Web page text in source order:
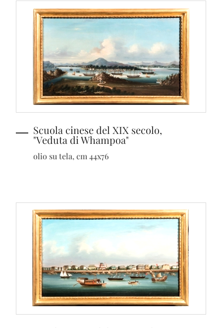
Scuola cinese del XIX secolo,
"Veduta di Whampoa"
olio su tela, cm 44x76